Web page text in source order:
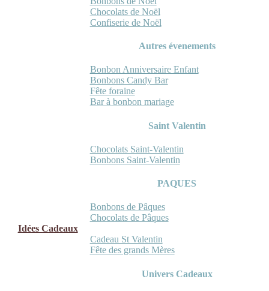
Chocolats de Noël
Confiserie de Noël
Autres évenements
Bonbon Anniversaire Enfant
Bonbons Candy Bar
Fête foraine
Bar à bonbon mariage
Saint Valentin
Chocolats Saint-Valentin
Bonbons Saint-Valentin
PAQUES
Bonbons de Pâques
Chocolats de Pâques
Idées Cadeaux
Cadeau St Valentin
Fête des grands Mères
Univers Cadeaux